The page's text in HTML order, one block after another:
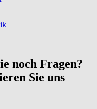
noch Fragen?
Sie uns